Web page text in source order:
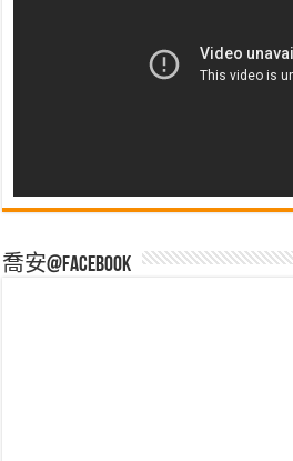
喬安@Facebook